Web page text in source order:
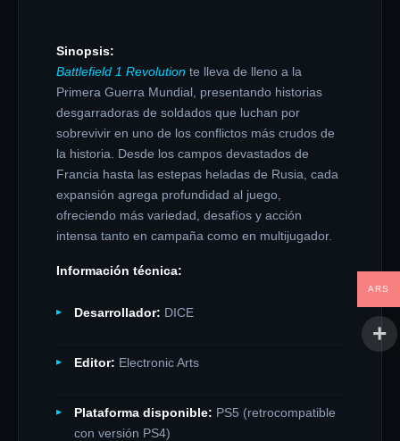
Sinopsis:
Battlefield 1 Revolution te lleva de lleno a la
Primera Guerra Mundial, presentando historias
desgarradoras de soldados que luchan por
sobrevivir en uno de los conflictos más crudos de
la historia. Desde los campos devastados de
Francia hasta las estepas heladas de Rusia, cada
expansión agrega profundidad al juego,
ofreciendo más variedad, desafíos y acción
intensa tanto en campaña como en multijugador.
Información técnica:
Desarrollador: DICE
Editor: Electronic Arts
Plataforma disponible: PS5 (retrocompatible
con versión PS4)
ARS